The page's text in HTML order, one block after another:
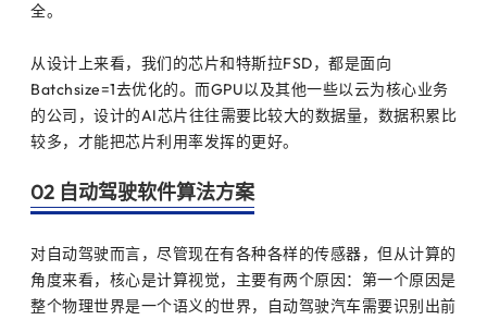
全。
从设计上来看，我们的芯片和特斯拉FSD，都是面向
Batchsize=1去优化的。而GPU以及其他一些以云为核心业务
的公司，设计的AI芯片往往需要比较大的数据量，数据积累比
较多，才能把芯片利用率发挥的更好。
02 自动驾驶软件算法方案
对自动驾驶而言，尽管现在有各种各样的传感器，但从计算的
角度来看，核心是计算视觉，主要有两个原因：第一个原因是
整个物理世界是一个语义的世界，自动驾驶汽车需要识别出前